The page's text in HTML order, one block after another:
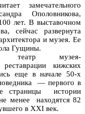
замечательного
Ополовникова,
лет. В выставочном
сейчас развернута
и музея. Ее
Гущины.
театр музея-
кижских
еще в начале 50-х
— первого в
страницы истории
менее находятся 82
в XXI век.